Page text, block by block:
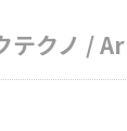
テクノ /